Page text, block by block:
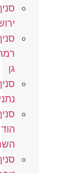
גן
הוד